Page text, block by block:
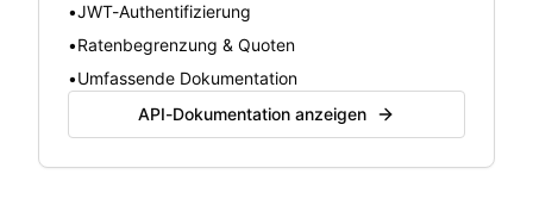
•JWT-Authentifizierung
•Ratenbegrenzung & Quoten
•Umfassende Dokumentation
API-Dokumentation anzeigen